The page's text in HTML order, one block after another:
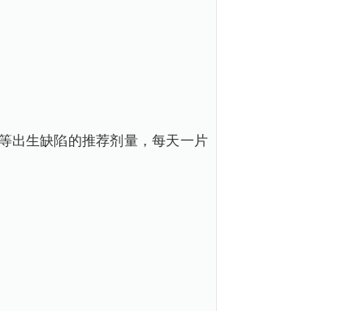
出生缺陷的推荐剂量，每天一片